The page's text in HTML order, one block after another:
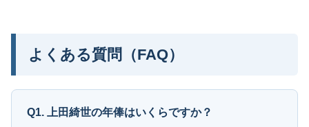
よくある質問（FAQ）
Q1. 上田綺世の年俸はいくらですか？